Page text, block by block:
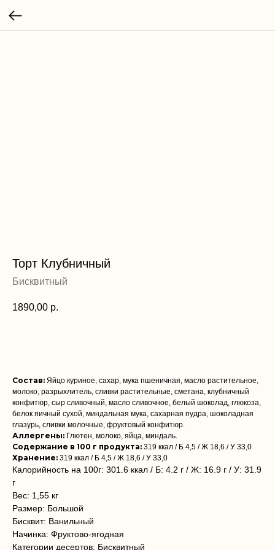
Торт Клубничный
Бисквитный
1890,00 р.
Состав: Яйцо куриное, сахар, мука пшеничная, масло растительное,
молоко, разрыхлитель, сливки растительные, сметана, клубничный
конфитюр, сыр сливочный, масло сливочное, белый шоколад, глюкоза,
белок яичный сухой, миндальная мука, сахарная пудра, шоколадная
глазурь, сливки молочные, фруктовый конфитюр.
Аллергены: Глютен, молоко, яйца, миндаль.
Содержание в 100 г продукта: 319 ккал / Б 4,5 / Ж 18,6 / У 33,0
Хранение: 319 ккал / Б 4,5 / Ж 18,6 / У 33,0
Калорийность на 100г: 301.6 ккал / Б: 4.2 г / Ж: 16.9 г / У: 31.9
г
Вес: 1,55 кг
Размер: Большой
Бисквит: Ванильный
Начинка: Фруктово-ягодная
Категории десертов: Бисквитный